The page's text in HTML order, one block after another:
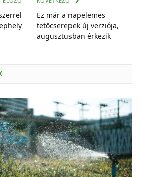
Ez már a napelemes
tetőcserepek új verziója,
augusztusban érkezik